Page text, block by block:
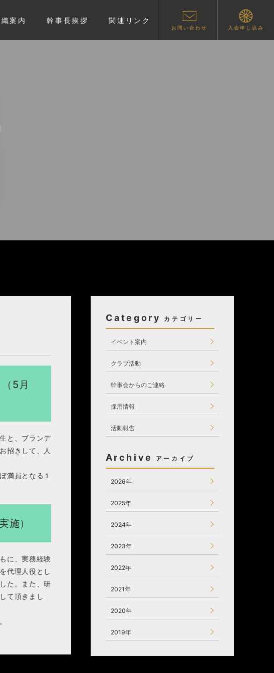
案内 幹事長挨拶 関連リンク
お問い合わせ 入会申し込み
5月
と、ブランデ
招きして、人
満員となる１
施）
に、実務経験
代理人役とし
た。また、研
て頂きまし
Category
イベント案内
クラブ活動
幹事会からのご連絡
採用情報
活動報告
Archive
2026年
2025年
2024年
2023年
2022年
2021年
2020年
2019年